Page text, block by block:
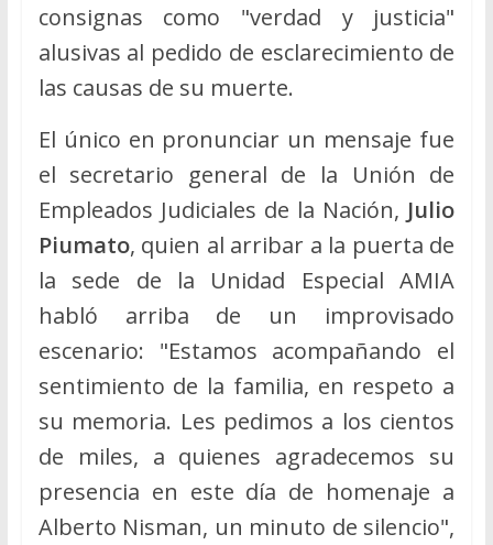
consignas como "verdad y justicia"
alusivas al pedido de esclarecimiento de
las causas de su muerte.
El único en pronunciar un mensaje fue
el secretario general de la Unión de
Empleados Judiciales de la Nación, Julio
Piumato, quien al arribar a la puerta de
la sede de la Unidad Especial AMIA
habló arriba de un improvisado
escenario: "Estamos acompañando el
sentimiento de la familia, en respeto a
su memoria. Les pedimos a los cientos
de miles, a quienes agradecemos su
presencia en este día de homenaje a
Alberto Nisman, un minuto de silencio",